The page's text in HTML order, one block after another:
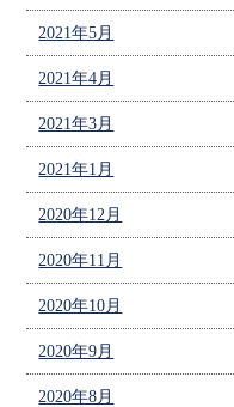
2021年5月
2021年4月
2021年3月
2021年1月
2020年12月
2020年11月
2020年10月
2020年9月
2020年8月